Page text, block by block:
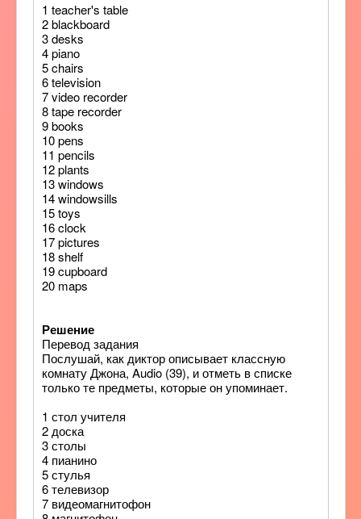
1 teacher's table
2 blackboard
3 desks
4 piano
5 chairs
6 television
7 video recorder
8 tape recorder
9 books
10 pens
11 pencils
12 plants
13 windows
14 windowsills
15 toys
16 clock
17 pictures
18 shelf
19 cupboard
20 maps
Решение
Перевод задания
Послушай, как диктор описывает классную
комнату Джона, Audio (39), и отметь в списке
только те предметы, которые он упоминает.
1 стол учителя
2 доска
3 столы
4 пианино
5 стулья
6 телевизор
7 видеомагнитофон